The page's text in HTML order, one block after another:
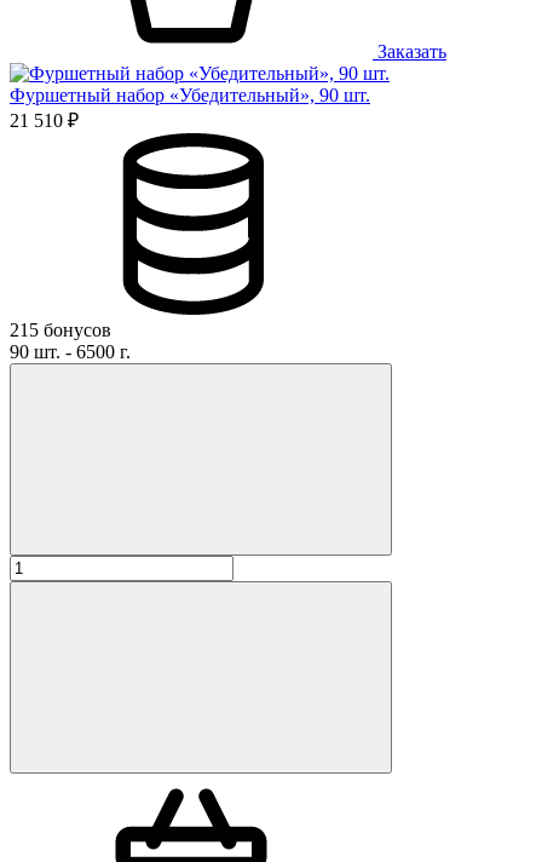
Заказать
Фуршетный набор «Убедительный», 90 шт.
21 510 ₽
215 бонусов
90 шт. - 6500 г.